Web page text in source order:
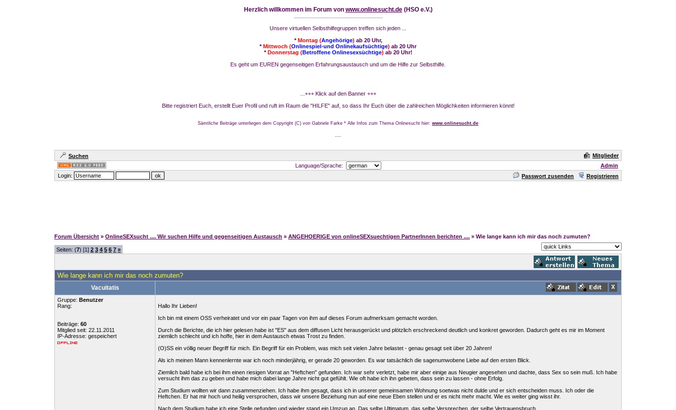
Herzlich willkommen im Forum von www.onlinesucht.de(HSO e.V.)
Unsere virtuellen Selbsthilfegruppen treffen sich jeden ...
*Montag (Angehörige) ab 20 Uhr,
*Mittwoch (Onlinespiel-und Onlinekaufsüchtige) ab 20 Uhr
*Donnerstag (Betroffene Onlinesexsüchtige) ab 20 Uhr!
Es geht um EUREN gegenseitigen Erfahrungsaustausch und um die Hilfe zur Selbsthilfe.
...+++ Klick auf den Banner +++
Bitte registriert Euch, erstellt Euer Profil und ruft im Raum die "HILFE" auf, so dass Ihr Euch über die zahlreichen Möglichkeiten informieren könnt!
Sämtliche Beiträge unterliegen dem Copyright (C) von Gabriele Farke * Alle Infos zum Thema Onlinesucht hier: www.onlinesucht.de
Suchen
Mitglieder
Language/Sprache:
Admin
Login:
Passwort zusenden Registrieren
Forum Übersicht » OnlineSEXsucht .... Wir suchen Hilfe und gegenseitigen Austausch » ANGEHOERIGE von onlineSEXsuechtigen PartnerInnen berichten .... » Wie lange kann ich mir das noch zumuten?
Seiten: (7) [1] 2 3 4 5 6 7 »
Wie lange kann ich mir das noch zumuten?
Vacuitatis
Gruppe: Benutzer
Rang:
Beiträge: 60
Mitglied seit: 22.11.2011
IP-Adresse: gespeichert
Hallo Ihr Lieben!
Ich bin mit einem OSS verheiratet und vor ein paar Tagen von ihm auf dieses Forum aufmerksam gemacht worden.
Durch die Berichte, die ich hier gelesen habe ist "ES" aus dem diffusen Licht herausgerückt und plötzlich erschreckend deutlich und konkret geworden. Dadurch geht es mir im Moment
ziemlich schlecht und ich hoffe, hier in dem Austausch etwas Trost zu finden.
(O)SS ein völlig neuer Begriff für mich. Ein Begriff für ein Problem, was mich seit vielen Jahre belastet - genau gesagt seit über 20 Jahren!
Als ich meinen Mann kennenlernte war ich noch minderjährig, er gerade 20 geworden. Es war tatsächlich die sagenumwobene Liebe auf den ersten Blick.
Ziemlich bald habe ich bei ihm einen riesigen Vorrat an "Heftchen" gefunden. Ich war sehr verletzt, habe mir aber einige aus Neugier angesehen und dachte, dass Sex so sein muß. Ich habe
versucht ihm das zu geben und habe mich dabei lange Jahre nicht gut gefühlt. Wie oft habe ich ihn gebeten, dass sein zu lassen - ohne Erfolg.
Zum Studium wollten wir dann zusammenziehen. Ich habe ihm gesagt, dass ich in unserer gemeinsamen Wohnung soetwas nicht dulde und er sich entscheiden muss. Ich oder die
Heftchen. Er hat mir hoch und heilig versprochen, dass wir unsere Beziehung nun auf eine neue Eben stellen und er es nicht mehr macht. Wie es weiter ging wisst ihr.
Nach dem Studium habe ich eine Stelle gefunden und wieder stand ein Umzug an. Das selbe Ultimatum, das selbe Versprechen, der selbe Vertrauensbruch.